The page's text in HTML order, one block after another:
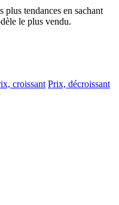
plus tendances en sachant
le plus vendu.
croissant Prix, décroissant